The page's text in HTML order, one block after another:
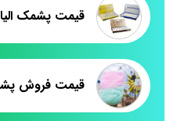
قیمت پشمک الیافی